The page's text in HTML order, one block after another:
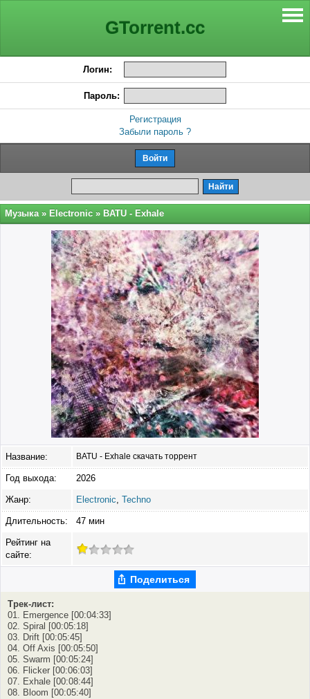
GTorrent.cc
Логин:
Пароль:
Регистрация
Забыли пароль ?
Музыка » Electronic » BATU - Exhale
Название: BATU - Exhale скачать торрент
Год выхода: 2026
Жанр: Electronic Techno
Длительность: 47 мин
Рейтинг на
сайте:
Поделиться
Трек-лист:
01. Emergence [00:04:33]
02. Spiral [00:05:18]
03. Drift [00:05:45]
04. Off Axis [00:05:50]
05. Swarm [00:05:24]
06. Flicker [00:06:03]
07. Exhale [00:08:44]
08. Bloom [00:05:40]